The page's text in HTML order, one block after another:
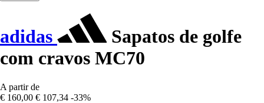
adidas
Sapatos de golfe
com cravos MC70
A partir de
€ 160,00 € 107,34 -33%